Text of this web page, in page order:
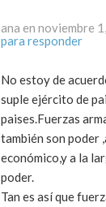
para responder
No estoy de
suple ejército de
paises.Fuerzas
también son poder
económico,y a la
poder.
Tan es así que